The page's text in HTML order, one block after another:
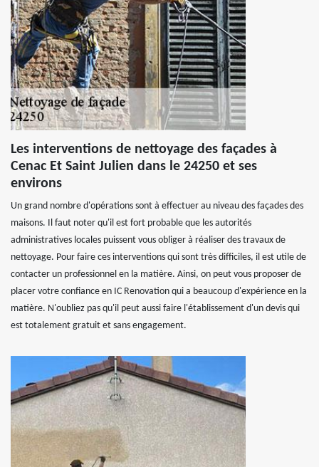
Les interventions de nettoyage des façades à
Cenac Et Saint Julien dans le 24250 et ses
environs
Un grand nombre d'opérations sont à effectuer au niveau des façades des
maisons. Il faut noter qu'il est fort probable que les autorités
administratives locales puissent vous obliger à réaliser des travaux de
nettoyage. Pour faire ces interventions qui sont très difficiles, il est utile de
contacter un professionnel en la matière. Ainsi, on peut vous proposer de
placer votre confiance en IC Renovation qui a beaucoup d'expérience en la
matière. N'oubliez pas qu'il peut aussi faire l'établissement d'un devis qui
est totalement gratuit et sans engagement.